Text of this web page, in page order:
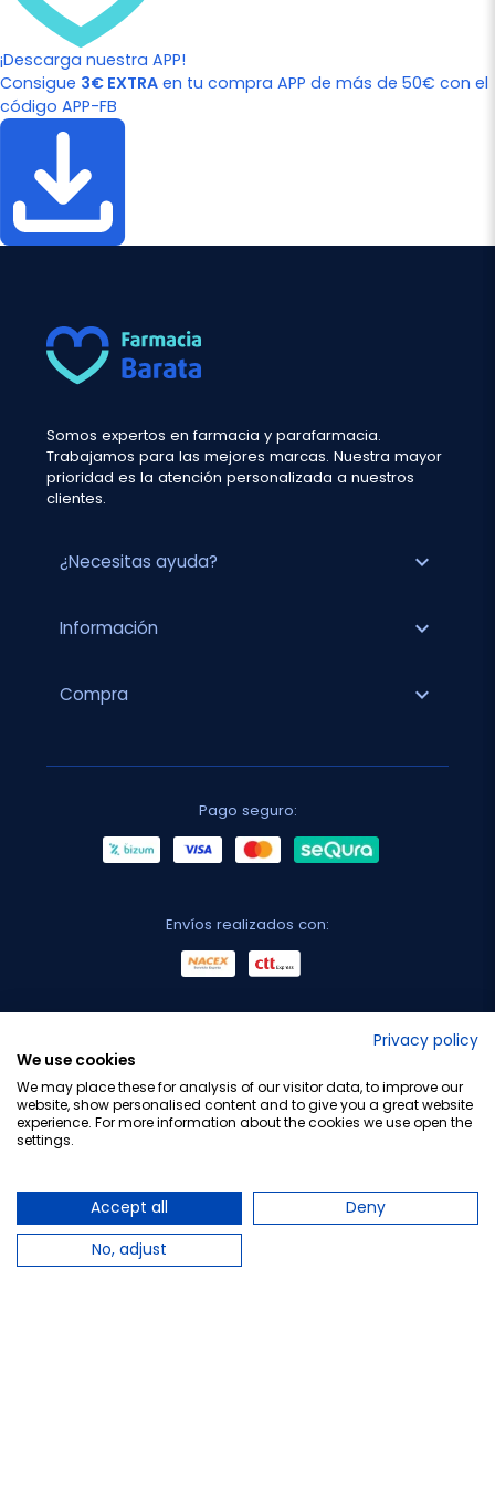
¡Descarga nuestra APP!
Consigue 3€ EXTRA en tu compra APP de más de 50€ con el
código APP-FB
Somos expertos en farmacia y parafarmacia.
Trabajamos para las mejores marcas. Nuestra mayor
prioridad es la atención personalizada a nuestros
clientes.
¿Necesitas ayuda? expand_more
Información expand_more
Compra expand_more
Pago seguro:
Envíos realizados con:
Privacy policy
We use cookies
We may place these for analysis of our visitor data, to improve our
website, show personalised content and to give you a great website
experience. For more information about the cookies we use open the
settings.
Accept all
Deny
No, adjust